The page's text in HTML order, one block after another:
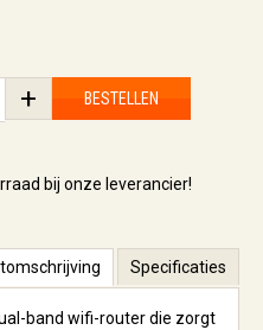
+ BESTELLEN
bij onze leverancier!
Specificaties
band wifi-router die zorgt